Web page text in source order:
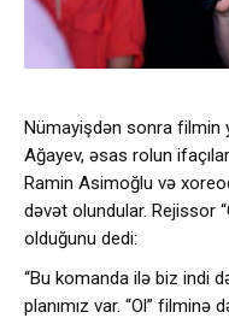
Nümayişdən sonra filmin
Ağayev, əsas rolun
Ramin Asimoğlu və
dəvət olundular. Rejissor
olduğunu dedi:
“Bu komanda ilə biz indi
planımız var. “Ol” filminə